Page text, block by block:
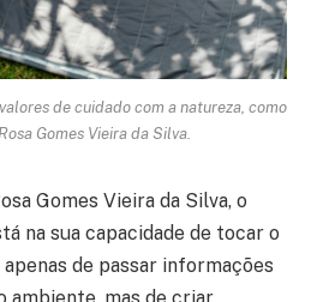
de cuidado com a natureza, como
Gomes Vieira da Silva.
Gomes Vieira da Silva, o
na sua capacidade de tocar o
de passar informações